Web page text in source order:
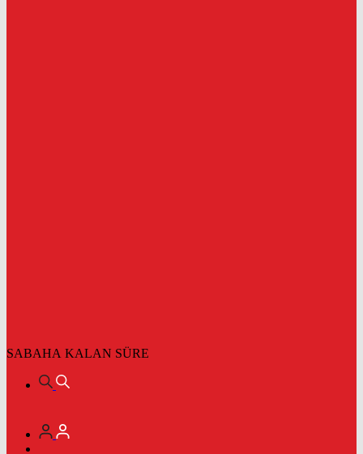
SABAHA KALAN SÜRE